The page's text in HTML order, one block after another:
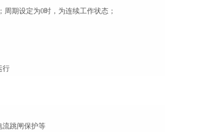
期设定为0时，为连续工作状态；
行
流跳闸保护等